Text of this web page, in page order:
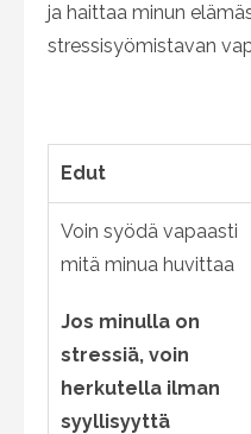
ja haittaa minun
stressisyömistavan
Edut
Voin syödä vapaasti
mitä minua huvittaa
Jos minulla on
stressiä, voin
herkutella ilman
syyllisyyttä